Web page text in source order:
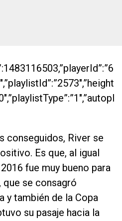
conseguidos, River se
Es que, al igual
fue muy bueno para
se consagró
y también de la Copa
su pasaje hacia la